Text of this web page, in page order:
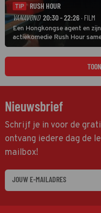
TIP
RUSH HOUR
VANAVOND 20:30 - 22:26 · FILM
Een Hongkongse agent en
actiekomedie Rush Hour
van een leien dakje.
Nieuwsbrief
Schrijf je in voor de
ontvang iedere dag de
mailbox!